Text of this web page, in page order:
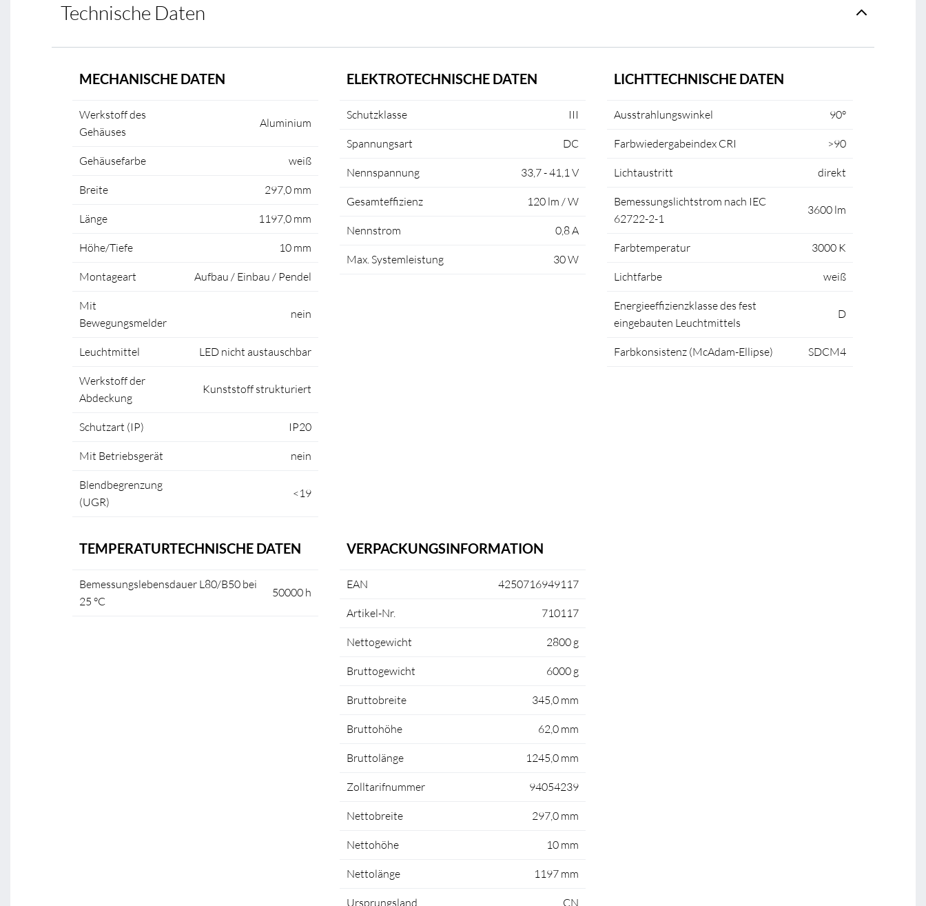
Technische Daten
MECHANISCHE DATEN
Werkstoff des
Gehäuses
Aluminium
Gehäusefarbe weiß
Breite 297,0 mm
Länge 1197,0 mm
Höhe/Tiefe 10 mm
Montageart Aufbau / Einbau / Pendel
Mit
Bewegungsmelder
nein
Leuchtmittel LED nicht austauschbar
Werkstoff der
Abdeckung
Kunststoff strukturiert
Schutzart (IP) IP20
Mit Betriebsgerät nein
Blendbegrenzung
(UGR)
<19
ELEKTROTECHNISCHE DATEN
Schutzklasse III
Spannungsart DC
Nennspannung 33,7 - 41,1 V
Gesamteffizienz 120 lm / W
Nennstrom 0,8 A
Max. Systemleistung 30 W
LICHTTECHNISCHE DATEN
Ausstrahlungswinkel 90°
Farbwiedergabeindex CRI >90
Lichtaustritt direkt
Bemessungslichtstrom nach IEC
62722-2-1
3600 lm
Farbtemperatur 3000 K
Lichtfarbe weiß
Energieeffizienzklasse des fest
eingebauten Leuchtmittels
D
Farbkonsistenz (McAdam-Ellipse) SDCM4
TEMPERATURTECHNISCHE DATEN
Bemessungslebensdauer L80/B50 bei
25 °C
50000 h
VERPACKUNGSINFORMATION
EAN 4250716949117
Artikel-Nr. 710117
Nettogewicht 2800 g
Bruttogewicht 6000 g
Bruttobreite 345,0 mm
Bruttohöhe 62,0 mm
Bruttolänge 1245,0 mm
Zolltarifnummer 94054239
Nettobreite 297,0 mm
Nettohöhe 10 mm
Nettolänge 1197 mm
Ursprungsland CN